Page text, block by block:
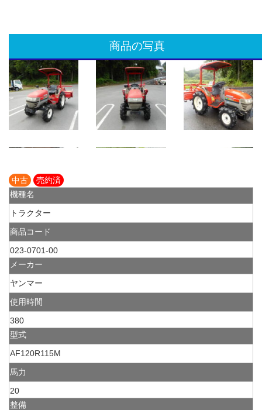
商品の写真
中古
売約済
機種名
トラクター
商品コード
023-0701-00
メーカー
ヤンマー
使用時間
380
型式
AF120R115M
馬力
20
整備